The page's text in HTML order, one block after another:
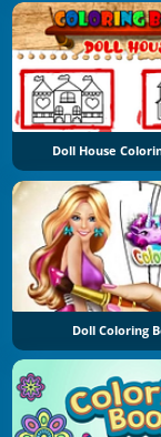
Doll House
Doll Coloring